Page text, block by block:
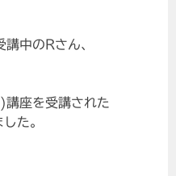
中のRさん、
座を受講された
た。